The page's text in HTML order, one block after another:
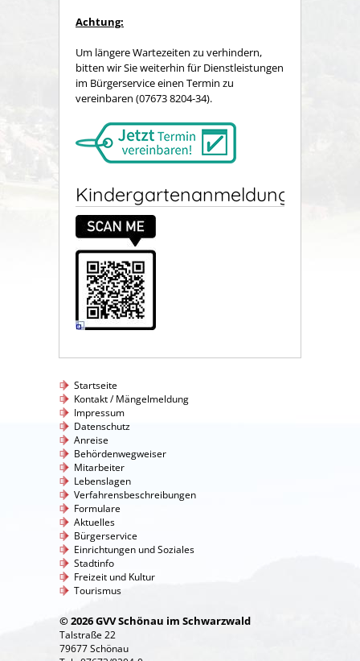
Achtung:
Um längere Wartezeiten zu verhindern,
bitten wir Sie weiterhin für Dienstleistungen
im Bürgerservice einen Termin zu
vereinbaren (07673 8204-34).
Kindergartenanmeldung
Startseite
Kontakt / Mängelmeldung
Impressum
Datenschutz
Anreise
Behördenwegweiser
Mitarbeiter
Lebenslagen
Verfahrensbeschreibungen
Formulare
Aktuelles
Bürgerservice
Einrichtungen und Soziales
Stadtinfo
Freizeit und Kultur
Tourismus
© 2026 GVV Schönau im Schwarzwald
Talstraße 22
79677 Schönau